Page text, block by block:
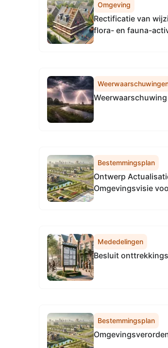
Omgeving
Rectificatie van
flora- en fauna-
Bestemmingsplan
Ontwerp
Omgevingsvisie
Mededelingen
Besluit
Bestemmingsplan